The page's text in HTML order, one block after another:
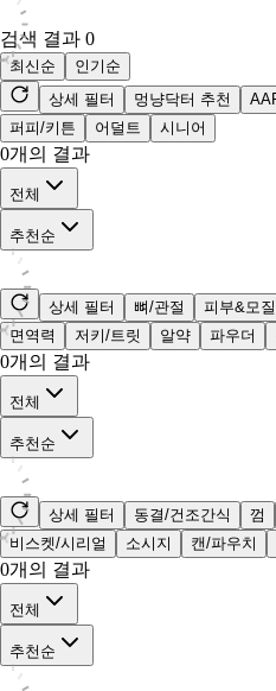
검색 결과 0
최신순
인기순
상세 필터
멍냥닥터 추천
퍼피/키튼
어덜트 시니어
0개의 결과
전체
추천순
상세 필터 뼈/관절 피부&모질
면역력
저키/트릿 알약 파우더
0개의 결과
전체
추천순
상세 필터 동결/건조간식 껌
비스켓/시리얼
소시지 캔/파우치
0개의 결과
전체
추천순